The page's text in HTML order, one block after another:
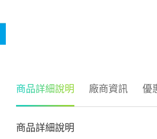
商品詳細說明 廠商資訊 優
商品詳細說明